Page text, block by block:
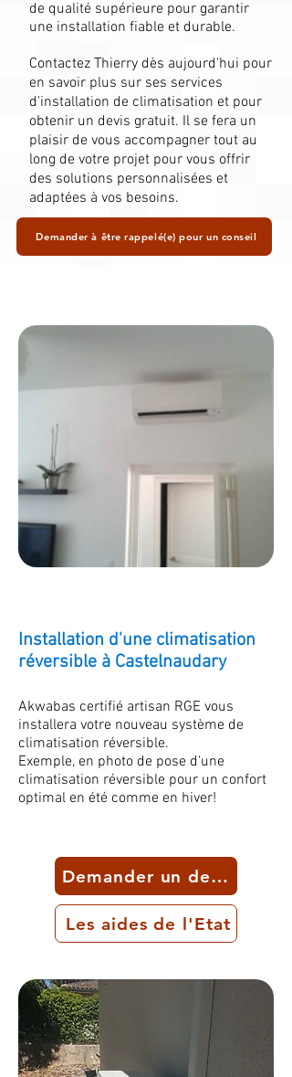
de qualité supérieure pour garantir
une installation fiable et durable.
Contactez Thierry dès aujourd'hui pour
en savoir plus sur ses services
d'installation de climatisation et pour
obtenir un devis gratuit. Il se fera un
plaisir de vous accompagner tout au
long de votre projet pour vous offrir
des solutions personnalisées et
adaptées à vos besoins.
Demander à être rappelé(e) pour un conseil
Installation d'une climatisation
réversible à Castelnaudary
Akwabas certifié artisan RGE vous
installera votre nouveau système de
climatisation réversible.
Exemple, en photo de pose d'une
climatisation réversible pour un confort
optimal en été comme en hiver!
Demander un devis
Les aides de l'Etat